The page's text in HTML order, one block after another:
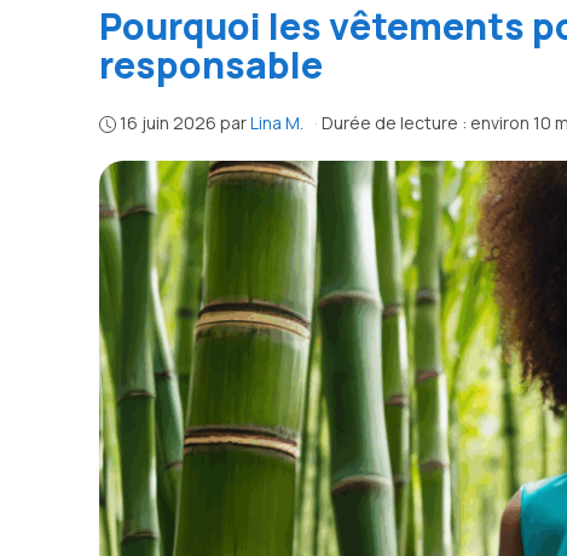
Pourquoi les vêtements
responsable
16 juin 2026 parLina M. · Durée de lecture : environ 10